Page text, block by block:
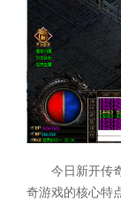
今日新开传
奇游戏的核心特